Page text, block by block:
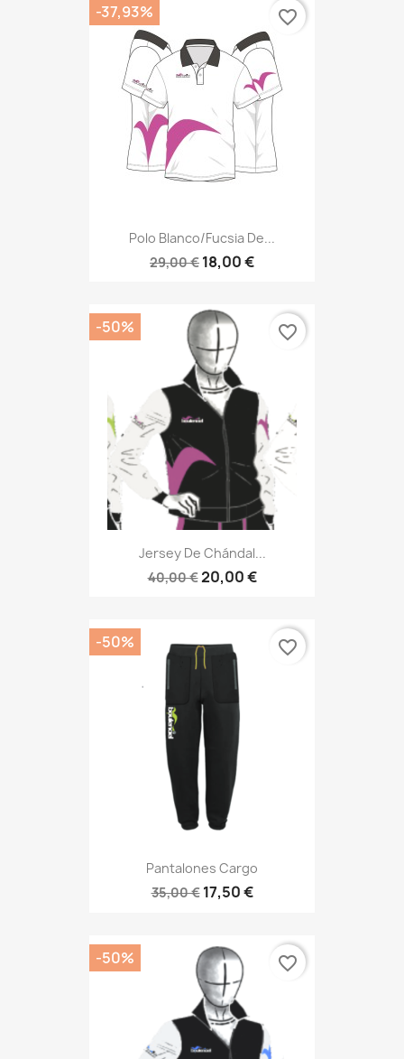
Polo Blanco/fucsia De...
29,00 € 18,00 €
-37,93% favorite_border
Jersey De Chándal...
40,00 €20,00 €
-50% favorite_border
Pantalones Cargo
35,00 € 17,50 €
-50% favorite_border
-50% favorite_border